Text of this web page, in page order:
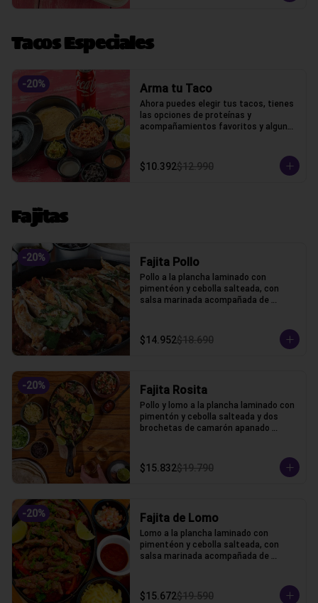
Tacos Especiales
-20% Arma tu Taco
Ahora puedes elegir tus tacos, tienes
las opciones de proteínas y
acompañamientos favoritos y algunos
$10.392$12.990
Fajitas
-20% Fajita Pollo
Pollo a la plancha laminado con
pimentéon y cebolla salteada, con
salsa marinada acompañada de
$14.952$18.690
-20% Fajita Rosita
Pollo y lomo a la plancha laminado con
pimentón y cebolla salteada y dos
brochetas de camarón apanado
trigo.
$15.832$19.790
-20% Fajita de Lomo
Lomo a la plancha laminado con
pimentéon y cebolla salteada, con
salsa marinada acompañada de
$15.672$19.590